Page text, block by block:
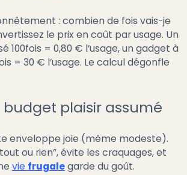
: combien de fois vais-je
le prix en coût par usage. Un
100fois = 0,80 € l’usage, un gadget à
= 30 € l’usage. Le calcul dégonfle
budget plaisir assumé
enveloppe joie (même modeste).
ou rien”, évite les craquages, et
vie frugalegarde du goût.